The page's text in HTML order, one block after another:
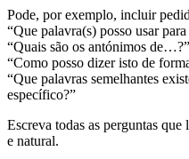
Pode, por exemplo, incluir
“Que palavra(s) posso usar
“Quais são os antónimos de…?”
“Como posso dizer isto de
“Que palavras semelhantes
específico?”
Escreva todas as perguntas
e natural.